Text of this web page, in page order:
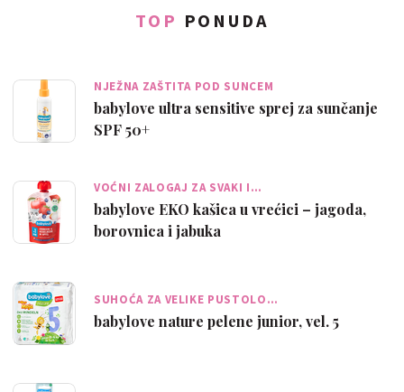
TOP PONUDA
NJEŽNA ZAŠTITA POD SUNCEM
babylove ultra sensitive sprej za sunčanje
SPF 50+
VOĆNI ZALOGAJ ZA SVAKI I…
babylove EKO kašica u vrećici – jagoda,
borovnica i jabuka
SUHOĆA ZA VELIKE PUSTOLO…
babylove nature pelene junior, vel. 5